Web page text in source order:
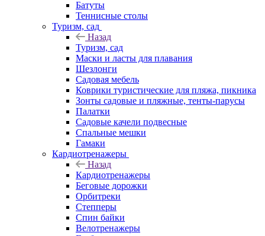
Батуты
Теннисные столы
Туризм, сад
Назад
Туризм, сад
Маски и ласты для плавания
Шезлонги
Садовая мебель
Коврики туристические для пляжа, пикника
Зонты садовые и пляжные, тенты-парусы
Палатки
Садовые качели подвесные
Спальные мешки
Гамаки
Кардиотренажеры
Назад
Кардиотренажеры
Беговые дорожки
Орбитреки
Степперы
Спин байки
Велотренажеры